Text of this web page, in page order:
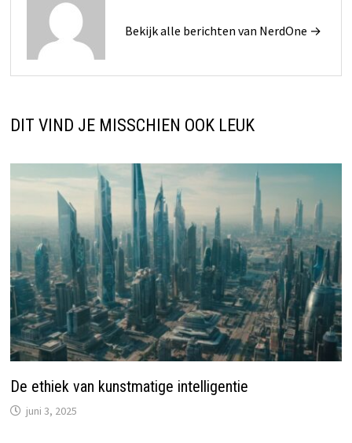
Bekijk alle berichten van NerdOne →
DIT VIND JE MISSCHIEN OOK LEUK
De ethiek van kunstmatige intelligentie
juni 3, 2025